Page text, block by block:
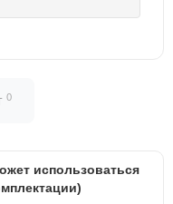
0
использоваться